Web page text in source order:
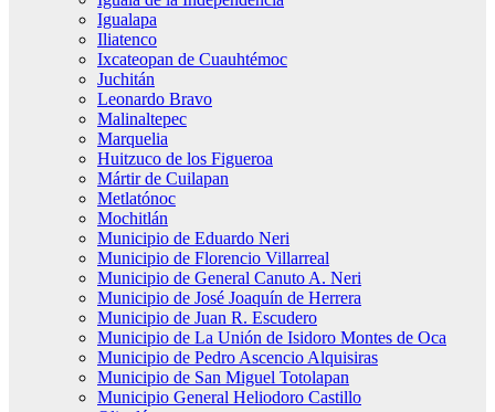
Igualapa
Iliatenco
Ixcateopan de Cuauhtémoc
Juchitán
Leonardo Bravo
Malinaltepec
Marquelia
Huitzuco de los Figueroa
Mártir de Cuilapan
Metlatónoc
Mochitlán
Municipio de Eduardo Neri
Municipio de Florencio Villarreal
Municipio de General Canuto A. Neri
Municipio de José Joaquín de Herrera
Municipio de Juan R. Escudero
Municipio de La Unión de Isidoro Montes de Oca
Municipio de Pedro Ascencio Alquisiras
Municipio de San Miguel Totolapan
Municipio General Heliodoro Castillo